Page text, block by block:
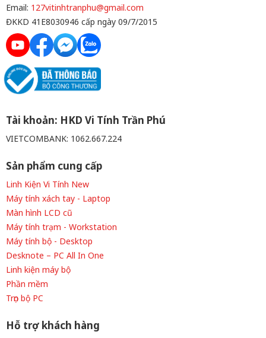
Email: 127vitinhtranphu@gmail.com
ĐKKD 41E8030946 cấp ngày 09/7/2015
Tài khoản: HKD Vi Tính Trần Phú
VIETCOMBANK: 1062.667.224
Sản phẩm cung cấp
Linh Kiện Vi Tính New
Máy tính xách tay - Laptop
Màn hình LCD cũ
Máy tính trạm - Workstation
Máy tính bộ - Desktop
Desknote – PC All In One
Linh kiện máy bộ
Phần mềm
Trọn bộ PC
Hỗ trợ khách hàng